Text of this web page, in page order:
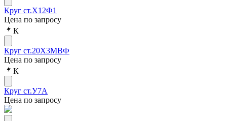
Круг ст.Х12Ф1
Цена по запросу
К
Круг ст.20Х3МВФ
Цена по запросу
К
Круг ст.У7А
Цена по запросу